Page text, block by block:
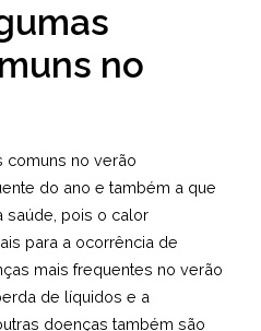
no
comuns no verão
do ano e também a que
saúde, pois o calor
para a ocorrência de
mais frequentes no verão
de líquidos e a
doenças também são